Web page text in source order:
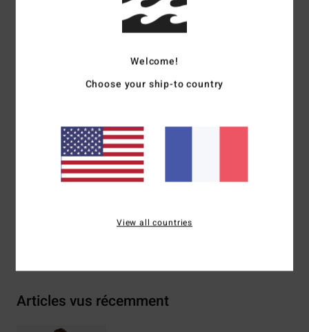
coton [210 g/m²]
Détail de poche avec finition Immortal cousue
Finition sur les ourlets, effet surteint et délavage intense
Composition[Matière principale] 100% coton
Articles vus récemment
Welcome!
Choose your ship-to country
View all countries